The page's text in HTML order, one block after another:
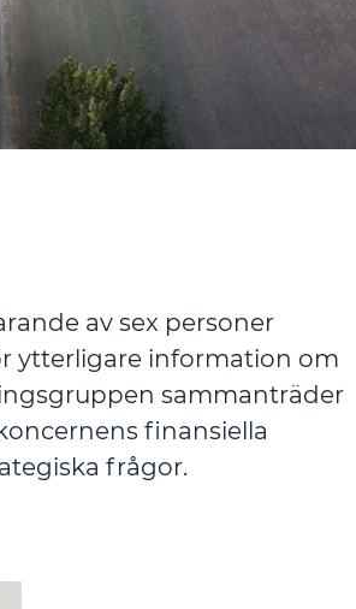
av sex personer
ytterligare information om
sammanträder
finansiella
frågor.